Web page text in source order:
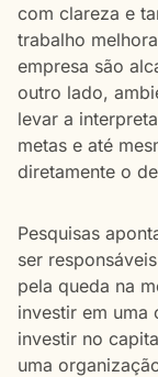
com clareza e
trabalho
empresa são
outro lado,
levar a
metas e até
diretamente o
Pesquisas
ser
pela queda na
investir em uma
investir no
uma